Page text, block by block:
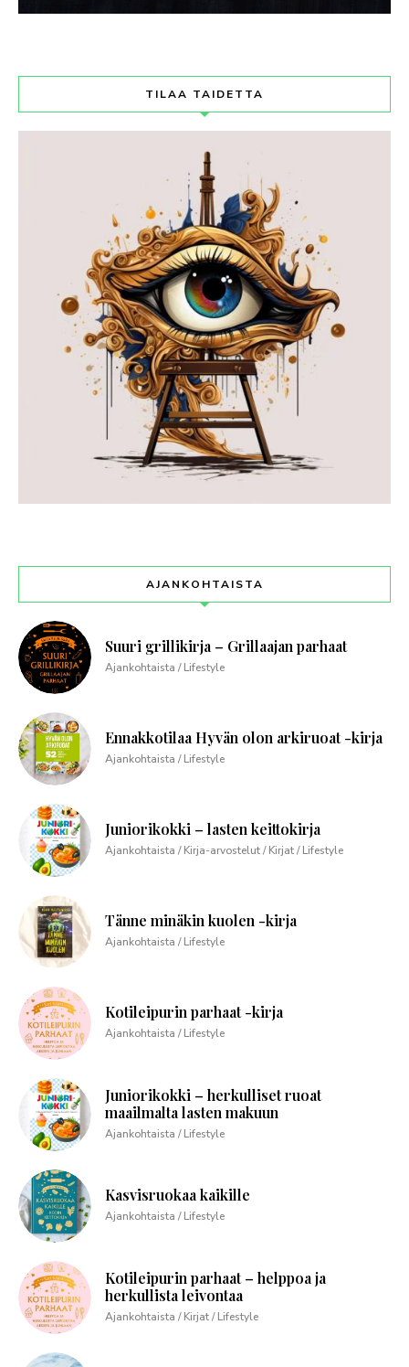
TILAA TAIDETTA
AJANKOHTAISTA
Suuri grillikirja – Grillaajan parhaat
Ajankohtaista / Lifestyle
Ennakkotilaa Hyvän olon arkiruoat -kirja
Ajankohtaista / Lifestyle
Juniorikokki – lasten keittokirja
Ajankohtaista / Kirja-arvostelut / Kirjat / Lifestyle
Tänne minäkin kuolen -kirja
Ajankohtaista / Lifestyle
Kotileipurin parhaat -kirja
Ajankohtaista / Lifestyle
Juniorikokki – herkulliset ruoat
maailmalta lasten makuun
Ajankohtaista / Lifestyle
Kasvisruokaa kaikille
Ajankohtaista / Lifestyle
Kotileipurin parhaat – helppoa ja
herkullista leivontaa
Ajankohtaista / Kirjat / Lifestyle